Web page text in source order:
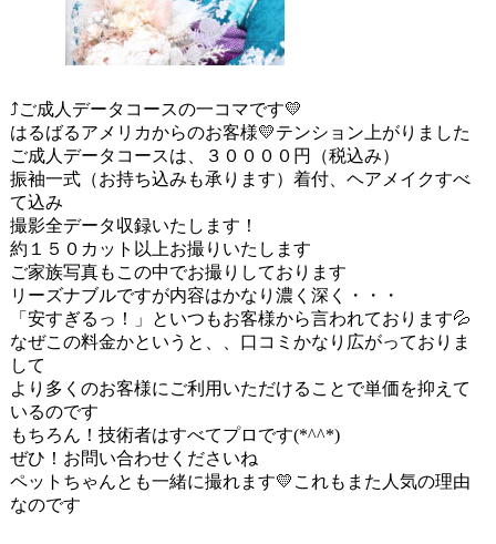
⤴ご成人データコースの一コマです💛
はるばるアメリカからのお客様💛テンション上がりました
ご成人データコースは、３００００円（税込み）
振袖一式（お持ち込みも承ります）着付、ヘアメイクすべ
て込み
撮影全データ収録いたします！
約１５０カット以上お撮りいたします
ご家族写真もこの中でお撮りしております
リーズナブルですが内容はかなり濃く深く・・・
「安すぎるっ！」といつもお客様から言われております💦
なぜこの料金かというと、、口コミかなり広がっておりま
して
より多くのお客様にご利用いただけることで単価を抑えて
いるのです
もちろん！技術者はすべてプロです(*^^*)
ぜひ！お問い合わせくださいね
ペットちゃんとも一緒に撮れます💛これもまた人気の理由
なのです